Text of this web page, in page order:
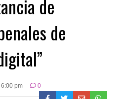
de
de
pm 0